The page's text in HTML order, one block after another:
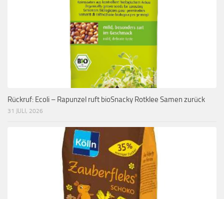
Rückruf: Ecoli – Rapunzel ruft bioSnacky Rotklee Samen zurück
31 JULI, 2026